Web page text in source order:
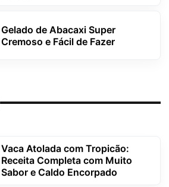
Gelado de Abacaxi Super
Cremoso e Fácil de Fazer
Vaca Atolada com Tropicão:
Receita Completa com Muito
Sabor e Caldo Encorpado